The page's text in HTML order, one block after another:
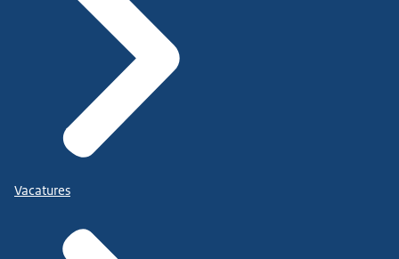
Vacatures